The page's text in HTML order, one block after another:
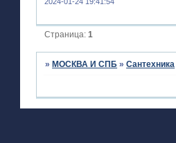
Страница:1
»МОСКВА И СПБ »Сантехника